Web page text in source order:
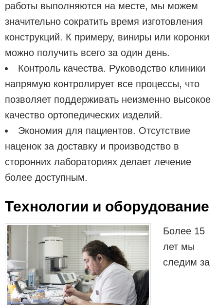
работы выполняются на месте, мы можем
значительно сократить время изготовления
конструкций. К примеру, виниры или коронки
можно получить всего за один день.
Контроль качества. Руководство клиники
напрямую контролирует все процессы, что
позволяет поддерживать неизменно высокое
качество ортопедических изделий.
Экономия для пациентов. Отсутствие
наценок за доставку и производство в
сторонних лабораториях делает лечение
более доступным.
Технологии и оборудование
Более 15
лет мы
следим за